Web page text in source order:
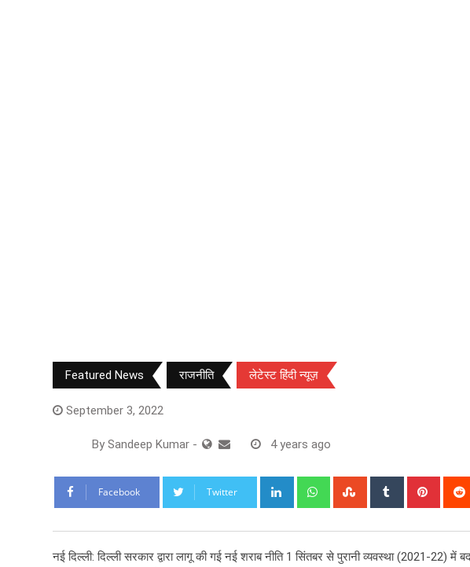
Featured News राजनीति लेटेस्ट हिंदी न्यूज़
September 3, 2022
By Sandeep Kumar - 4 years ago
Facebook Twitter LinkedIn WhatsappStumbleUpon
Tumblr
नई दिल्ली: दिल्ली सरकार द्वारा लागू की गई नई शराब नीति 1 सिंतबर से पुरानी व्यवस्था (2021-22)